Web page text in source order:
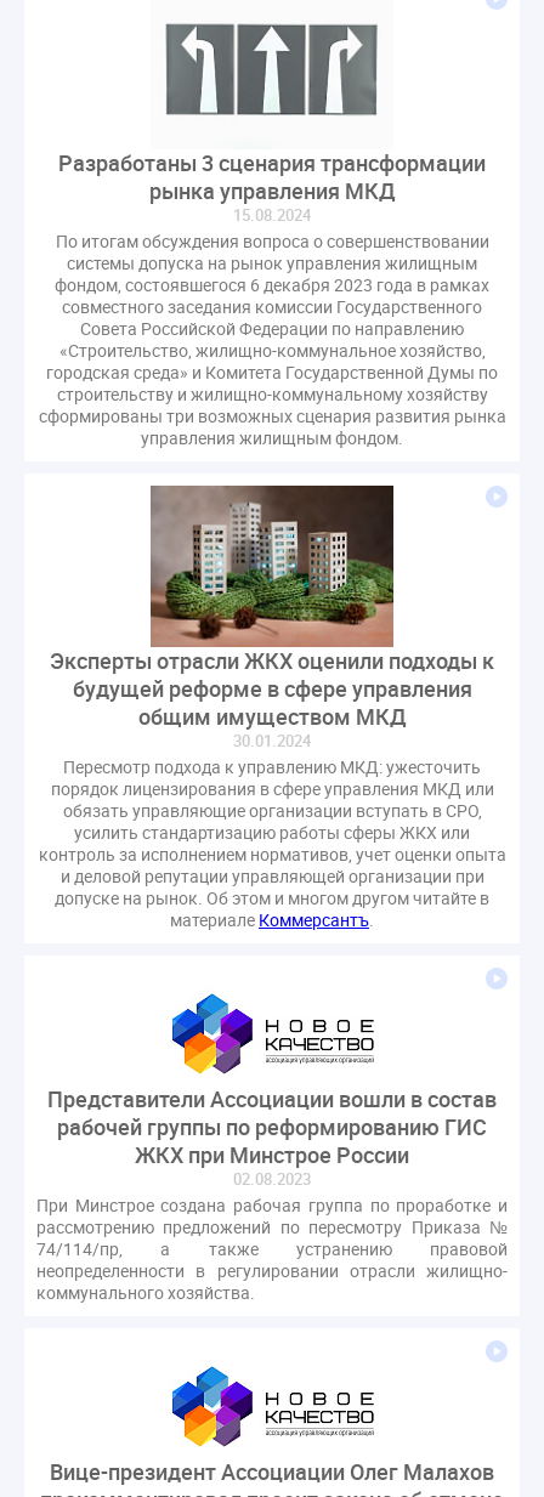
плановые проверки
пожарная безопасность
прекращение договора
пристройка
провайдер
прогород
проект постановления
рабочая группа
реестр УК связь
совет МКД
страхование МКД
строительство
судебная практика
техническая документация
техпаспорт
требования УК
умный дом
экспертный совет
энергосервис
Разработаны 3 сценария трансформации
рынка управления МКД
15.08.2024
По итогам обсуждения вопроса о совершенствовании
системы допуска на рынок управления жилищным
фондом, состоявшегося 6 декабря 2023 года в рамках
совместного заседания комиссии Государственного
Совета Российской Федерации по направлению
«Строительство, жилищно-коммунальное хозяйство,
городская среда» и Комитета Государственной Думы по
строительству и жилищно-коммунальному хозяйству
сформированы три возможных сценария развития рынка
управления жилищным фондом.
Эксперты отрасли ЖКХ оценили подходы к
будущей реформе в сфере управления
общим имуществом МКД
30.01.2024
Пересмотр подхода к управлению МКД: ужесточить
порядок лицензирования в сфере управления МКД или
обязать управляющие организации вступать в СРО,
усилить стандартизацию работы сферы ЖКХ или
контроль за исполнением нормативов, учет оценки опыта
и деловой репутации управляющей организации при
допуске на рынок. Об этом и многом другом читайте в
материале Коммерсантъ.
Представители Ассоциации вошли в состав
рабочей группы по реформированию ГИС
ЖКХ при Минстрое России
02.08.2023
При Минстрое создана рабочая группа по проработке и
рассмотрению предложений по пересмотру Приказа №
74/114/пр, а также устранению правовой
неопределенности в регулировании отрасли жилищно-
коммунального хозяйства.
Вице-президент Ассоциации Олег Малахов